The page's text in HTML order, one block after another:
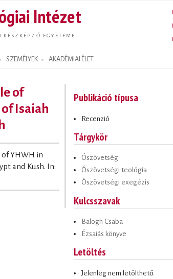
tartalomra
Intézet
EGYETEME
SZEMÉLYEK AKADÉMIAI ÉLET
of
Isaiah
of YHWH in
and Kush. In:
Publikáció típusa
Recenzió
Tárgykör
Ószövetség
Ószövetségi teológia
Ószövetségi exegézis
Kulcsszavak
Balogh Csaba
Ézsaiás könyve
Letöltés
Jelenleg nem letölthető.